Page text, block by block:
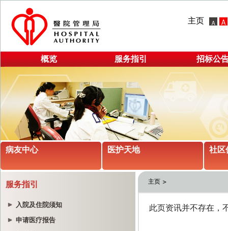
主页
概览 服务指引 招标公
病友中心 医护天地 社区
服务指引
入院及住院须知
申请医疗报告
主页